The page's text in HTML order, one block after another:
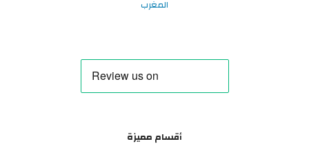
المغرب
أقسام مميزة